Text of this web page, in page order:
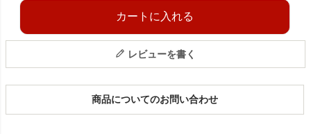
カートに入れる
レビューを書く
商品についてのお問い合わせ